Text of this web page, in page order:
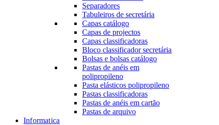
Separadores
Tabuleiros de secretária
Capas catálogo
Capas de projectos
Capas classificadoras
Bloco classificador secretária
Bolsas e bolsas catálogo
Pastas de anéis em
polipropileno
Pasta elásticos polipropileno
Pastas classificadoras
Pastas de anéis em cartão
Pastas de arquivo
Informatica